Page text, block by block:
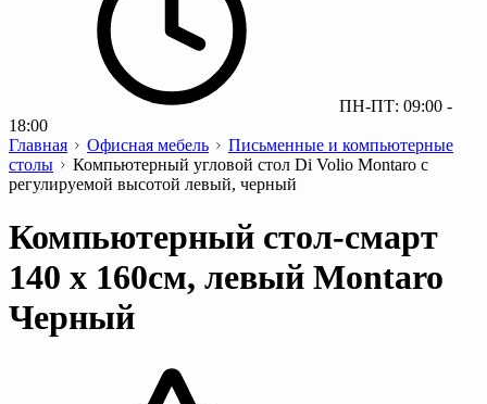
ПН-ПТ: 09:00 -
18:00
Главная
Офисная мебель
Письменные и компьютерные
столы
Компьютерный угловой стол Di Volio Montaro с
регулируемой высотой левый, черный
Компьютерный стол-смарт
140 х 160см, левый Montaro
Черный